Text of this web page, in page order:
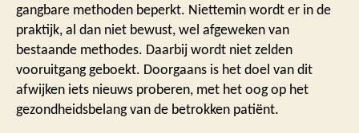
gangbare methoden beperkt. Niettemin wordt er in de
praktijk, al dan niet bewust, wel afgeweken van
bestaande methodes. Daarbij wordt niet zelden
vooruitgang geboekt. Doorgaans is het doel van dit
afwijken iets nieuws proberen, met het oog op het
gezondheidsbelang van de betrokken patiënt.